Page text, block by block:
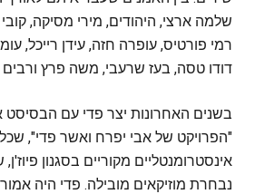
שלמה ארצי, היהודים, מירי מסיקה,
רמי פורטיס, עופרה חזה, עידן רייכל,
דודו טסה, בעז שרעבי, משה פרץ
בשנים האחרונות יצר פדי עם
"הפרויקט של אבי יפרח ואשר פדי",
אינסטרומנטליים מקוריים בסגנון
נבחרת מוזיקאים מובילה. פדי היה